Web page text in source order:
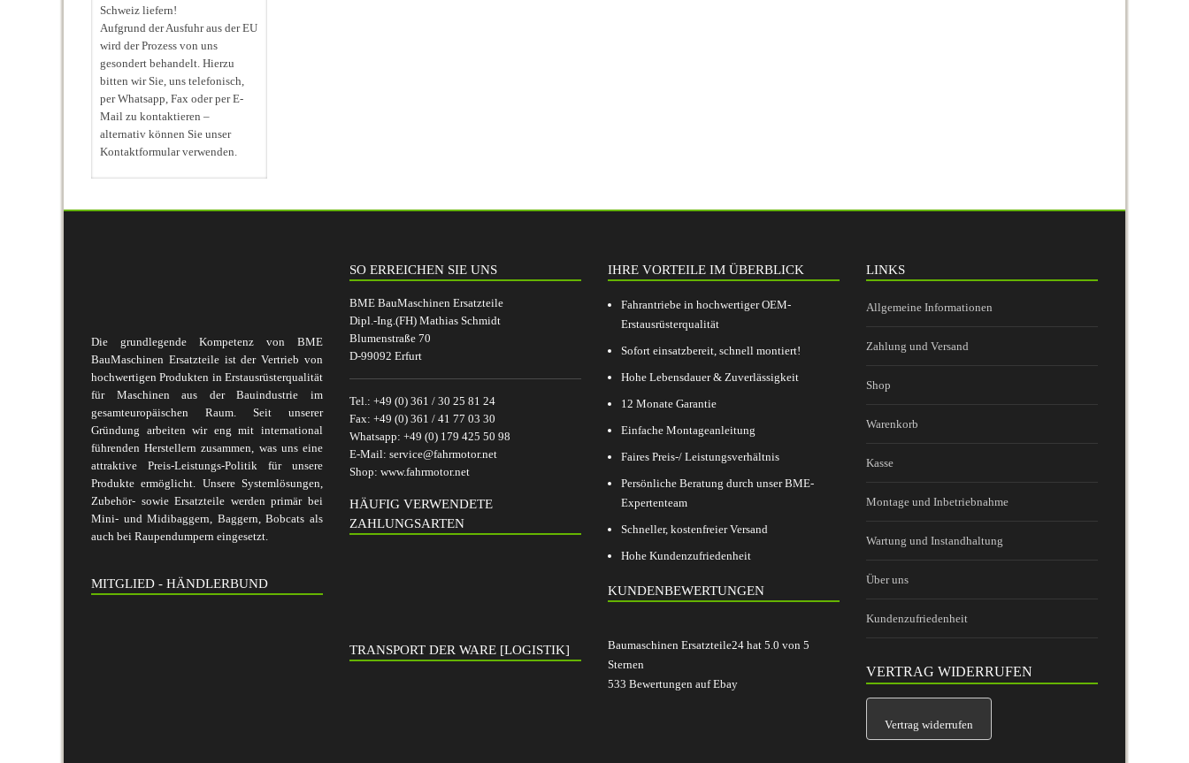
Schweiz liefern!
Aufgrund der Ausfuhr aus der EU
wird der Prozess von uns
gesondert behandelt. Hierzu
bitten wir Sie, uns telefonisch,
per Whatsapp, Fax oder per E-
Mail zu kontaktieren –
alternativ können Sie unser
Kontaktformular verwenden.
Die grundlegende Kompetenz von BME
BauMaschinen Ersatzteile ist der Vertrieb von
hochwertigen Produkten in Erstausrüsterqualität
für Maschinen aus der Bauindustrie im
gesamteuropäischen Raum. Seit unserer
Gründung arbeiten wir eng mit international
führenden Herstellern zusammen, was uns eine
attraktive Preis-Leistungs-Politik für unsere
Produkte ermöglicht. Unsere Systemlösungen,
Zubehör- sowie Ersatzteile werden primär bei
Mini- und Midibaggern, Baggern, Bobcats als
auch bei Raupendumpern eingesetzt.
MITGLIED - HÄNDLERBUND
SO ERREICHEN SIE UNS
BME BauMaschinen Ersatzteile
Dipl.-Ing.(FH) Mathias Schmidt
Blumenstraße 70
D-99092 Erfurt
Tel.: +49 (0) 361 / 30 25 81 24
Fax: +49 (0) 361 / 41 77 03 30
Whatsapp: +49 (0) 179 425 50 98
E-Mail: service@fahrmotor.net
Shop: www.fahrmotor.net
HÄUFIG VERWENDETE
ZAHLUNGSARTEN
TRANSPORT DER WARE [LOGISTIK]
IHRE VORTEILE IM ÜBERBLICK
Fahrantriebe in hochwertiger OEM-
Erstausrüsterqualität
Sofort einsatzbereit, schnell montiert!
Hohe Lebensdauer & Zuverlässigkeit
12 Monate Garantie
Einfache Montageanleitung
Faires Preis-/ Leistungsverhältnis
Persönliche Beratung durch unser BME-
Expertenteam
Schneller, kostenfreier Versand
Hohe Kundenzufriedenheit
KUNDENBEWERTUNGEN
Baumaschinen Ersatzteile24 hat 5.0 von 5
Sternen
533 Bewertungen auf Ebay
LINKS
Allgemeine Informationen
Zahlung und Versand
Shop
Warenkorb
Kasse
Montage und Inbetriebnahme
Wartung und Instandhaltung
Über uns
Kundenzufriedenheit
VERTRAG WIDERRUFEN
Vertrag widerrufen